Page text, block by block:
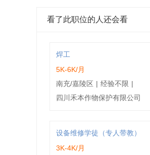
看了此职位的人还会看
焊工
5K-6K/月
南充/嘉陵区 | 经验不限 |
四川禾本作物保护有限公司
设备维修学徒（专人带教）
3K-4K/月